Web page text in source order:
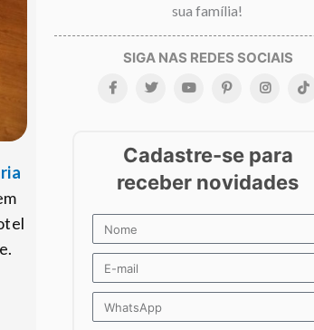
sua família!